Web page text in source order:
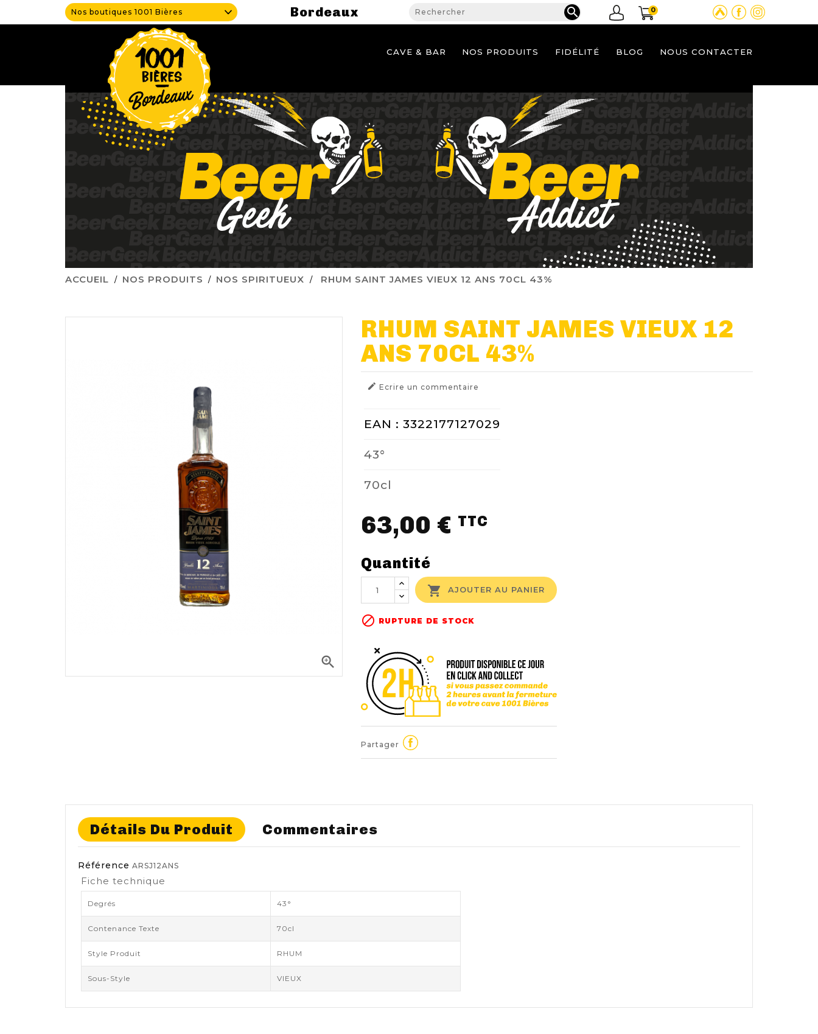
Nos boutiques 1001 Bières Bordeaux  0
CAVE & BAR NOS PRODUITS FIDÉLITÉ BLOG NOUS CONTACTER
ACCUEIL NOS PRODUITS NOS SPIRITUEUX RHUM SAINT JAMES VIEUX 12 ANS 70CL 43%

RHUM SAINT JAMES VIEUX 12
ANS 70CL 43%
 Ecrire un commentaire
EAN : 3322177127029
43°
70cl
63,00 € TTC
Quantité
 AJOUTER AU PANIER
 RUPTURE DE STOCK
Partager
Détails Du Produit Commentaires
Référence ARSJ12ANS
Fiche technique
Degrés 43°
Contenance Texte 70cl
Style Produit RHUM
Sous-Style VIEUX